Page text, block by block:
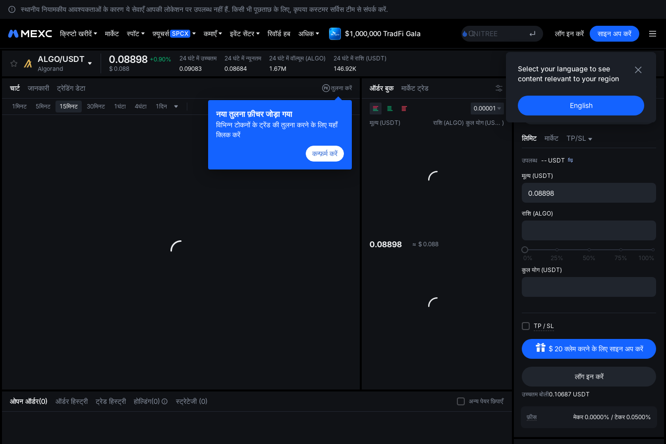
स्थानीय नियामकीय आवश्यकताओं के कारण ये सेवाएँ आपकी लोकेशन पर उपलब्ध नहीं हैं. किसी भी पूछताछ के लिए, कृपया कस्टमर सर्विस टीम से संपर्क करें.
क्रिप्टो खरीदें मार्केट स्पॉट फ़्यूचर्स SPCX कमाएँ इवेंट सेंटर रिवॉर्ड हब अधिक $1,000,000 TradFi Gala
UNITREE
Unitree Future Now Live
UNITREE
Unitree Future Now Live
लॉग इन करें साइन अप करें
Select your language to see
content relevant to your region
English
ALGO/USDT
Algorand
0.08898 +0.90%
$ 0.088
24 घंटे में उच्चतम
0.09083
24 घंटे में न्यूनतम
0.08684
24 घंटे में वॉल्यूम(ALGO)
1.67M
24 घंटे में राशि (USDT)
146.92K
चार्ट जानकारी ट्रेडिंग डेटा तुलना करें
नया तुलना फ़ीचर जोड़ा गया
विभिन्न टोकनों के ट्रेंड की तुलना करने के लिए यहाँ
क्लिक करें
कन्फ़र्म करें
1मिनट 5मिनट 15मिनट 30मिनट 1घंटा 4घंटा 1दिन
ऑर्डर बुक मार्केट ट्रेड
0.00001
मूल्य (USDT) राशि (ALGO) कुल योग ( USDT )
0.08898 ≈ $ 0.088
खरीदें बेचें
लिमिट मार्केट TP/SL
उपलब्ध -- USDT
मूल्य (USDT)
राशि (ALGO)
0% 25% 50% 75%
100%
कुल योग (USDT)
TP / SL
$ 20 क्लेम करने के लिए साइन अप करें
लॉग इन करें
उच्चतम बोली0.10687 USDT
फ़ीस मेकर 0.0000% / टेकर 0.0500%
ओपन ऑर्डर(0) ऑर्डर हिस्ट्री ट्रेड हिस्ट्री होल्डिंग(0) स्ट्रेटेजी (0) अन्य पेयर छिपाएँ